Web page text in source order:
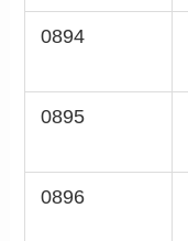
0894
0895
0896